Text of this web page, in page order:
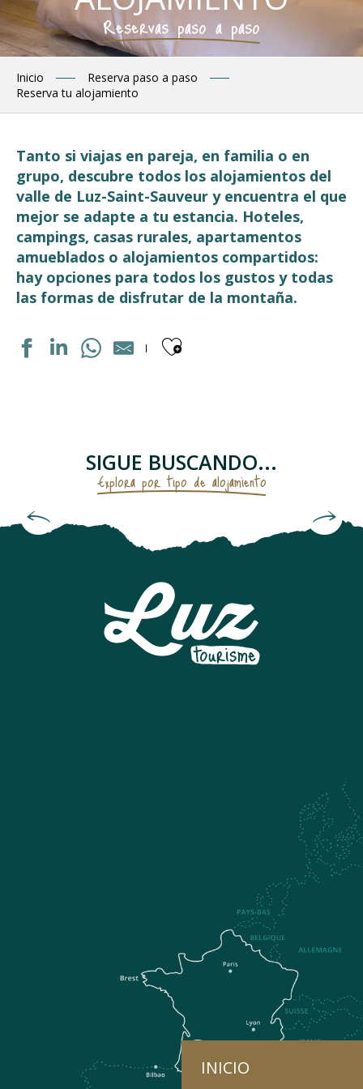
INICIO
Reservas paso a paso
Inicio
Reserva paso a paso
Reserva tu alojamiento
Tanto si viajas en pareja, en familia o en
grupo, descubre todos los alojamientos del
valle de Luz-Saint-Sauveur y encuentra el que
mejor se adapte a tu estancia. Hoteles,
campings, casas rurales, apartamentos
amueblados o alojamientos compartidos:
hay opciones para todos los gustos y todas
las formas de disfrutar de la montaña.
Ajouter aux
APPARTEMENT REMPARTS
AU COIN DES THERMES
APPARTEMENT DANS RESIDENCE
CHAMBRES D'HÔTES "MAISON DEOU"
APPARTEMENT DANS MAISON
APPARTEMENT DANS RESIDENCE
APPARTEMENT DANS RESIDENCE
APPARTEMENT DANS MAISON ANCLADE
SIGUE BUSCANDO...
Explora por tipo de alojamiento